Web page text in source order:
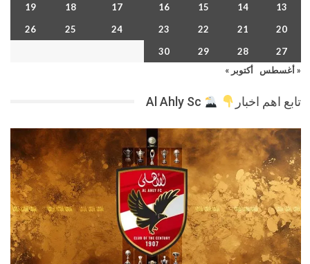
13
14
15
16
17
18
19
20
21
22
23
24
25
26
27
28
29
30
« أغسطس
أكتوبر »
تابع اهم اخبار